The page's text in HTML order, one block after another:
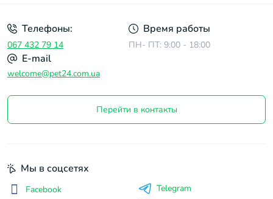
Телефоны:
067 432 79 14
Время работы
ПН- ПТ: 9:00 - 18:00
E-mail
welcome@pet24.com.ua
Перейти в контакты
Мы в соцсетях
Facebook
Telegram